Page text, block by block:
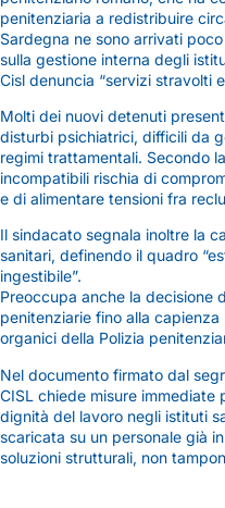
penitenziaria a redistribuire
Sardegna ne sono arrivati
sulla gestione interna degli
Cisl denuncia “servizi stravolti
Molti dei nuovi detenuti
disturbi psichiatrici, difficili da
regimi trattamentali. Secondo
incompatibili rischia di
e di alimentare tensioni fra
Il sindacato segnala inoltre la
sanitari, definendo il quadro
ingestibile”.
Preoccupa anche la decisione
penitenziarie fino alla
organici della Polizia
Nel documento firmato dal
CISL chiede misure
dignità del lavoro negli istituti
scaricata su un personale già
soluzioni strutturali, non